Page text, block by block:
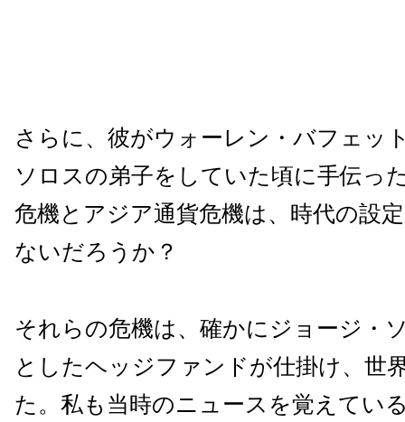
さらに、彼がウォーレン・バフェッ
ソロスの弟子をしていた頃に手伝っ
危機とアジア通貨危機は、時代の設
ないだろうか？
それらの危機は、確かにジョージ・
としたヘッジファンドが仕掛け、世
た。私も当時のニュースを覚えてい